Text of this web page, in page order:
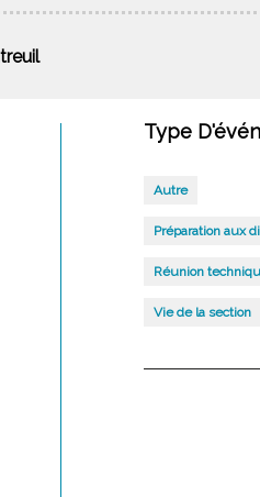
Type
Autre
Préparation aux
Réunion
Vie de la section